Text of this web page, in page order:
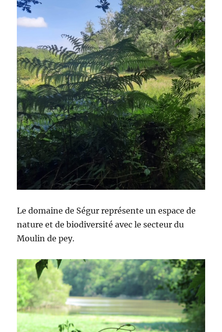
Le domaine de Ségur représente un espace de
nature et de biodiversité avec le secteur du
Moulin de pey.